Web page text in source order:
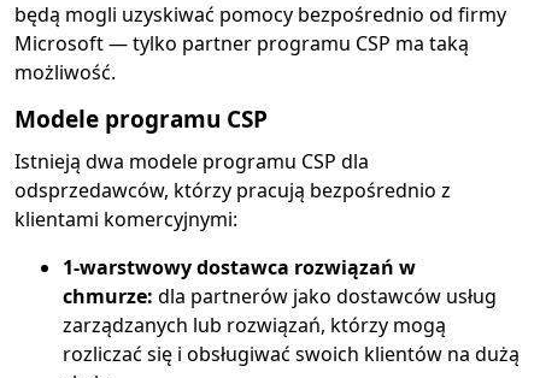
będą mogli uzyskiwać pomocy bezpośrednio od firmy
Microsoft — tylko partner programu CSP ma taką
możliwość.
Modele programu CSP
Istnieją dwa modele programu CSP dla
odsprzedawców, którzy pracują bezpośrednio z
klientami komercyjnymi:
1-warstwowy dostawca rozwiązań w
chmurze: dla partnerów jako dostawców usług
zarządzanych lub rozwiązań, którzy mogą
rozliczać się i obsługiwać swoich klientów na dużą